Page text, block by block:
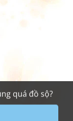
quá đồ sộ?